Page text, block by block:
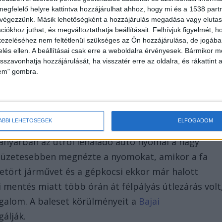
helyre kattintva hozzájárulhat ahhoz, hogy mi és a 1538
Másik lehetőségként a hozzájárulás megadása vagy
juthat, és megváltoztathatja beállításait. Felhívjuk figyelmét,
nem feltétlenül szükséges az Ön hozzájárulása, de
ellen. A beállításai csak erre a weboldalra érvényesek. Bármikor
hozzájárulását, ha visszatér erre az oldalra, és rákattint
gombra.
LEHETŐSÉGEK ELFOGADOM
vagy kora reggel történhetett, azonban az
délutáni órákban bukkantak rá, így a helyszínre
a halott férfire találtak rá – írja abaon.hu.
az útról lehaladó autó nyomai a nagy
megnézte a nyomokat, amikor a fa
járművet és a gépkocsi ekkor már halott
mentés miatt több órán át félpályás útlezárás volt,
A baleset körülményeit a Bajai